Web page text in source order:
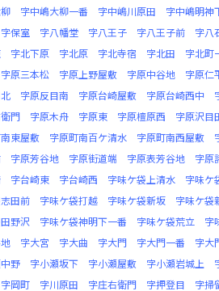
字中嶋大柳一番 字中嶋川原田 字中嶋明神
字保室 字八幡堂 字八王子 字八王子前 字八
字北下原 字北原 字北寺宿 字北田 字北町
字原三本松 字原上野屋敷 字原中谷地 字原仁
字原反目南 字原台崎屋敷 字原台崎西中
門 字原木舟 字原東 字原檀原西 字原沢目
東屋敷 字原町南百ケ清水 字原町南西屋敷
字原芳谷地 字原街道端 字原表芳谷地 字原
字台崎東 字台崎西 字味ケ袋上清水 字味ケ
田前 字味ケ袋打越 字味ケ袋新坂 字味ケ袋
野沢 字味ケ袋神明下一番 字味ケ袋荒立
字
字大宮 字大曲 字大門 字大門一番 字大
野 字小瀬坂下 字小瀬屋敷 字小瀬岩城上
字岡町 字川原田 字庄右衛門 字押登目 字掃